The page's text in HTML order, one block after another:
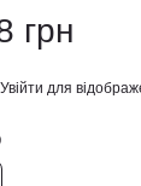
грн
Увійти для